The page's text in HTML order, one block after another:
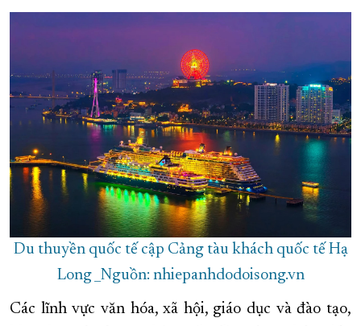
Du thuyền quốc tế cập Cảng tàu khách quốc tế Hạ
Long _Nguồn: nhiepanhdodoisong.vn
Các lĩnh vực văn hóa, xã hội, giáo dục và đào tạo,